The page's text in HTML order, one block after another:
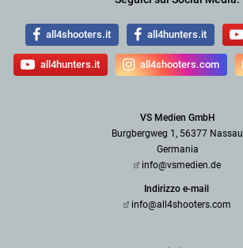
all4shooters.it all4hunters.it
all4hunters.it all4shooters.com
VS Medien GmbH
Burgbergweg 1, 56377 Nassau
Germania
info@vsmedien.de
Indirizzo e-mail
info@all4shooters.com